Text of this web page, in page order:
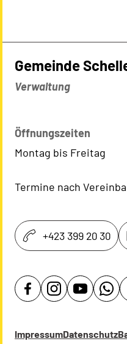
Gemeinde
Verwaltung
Öffnungszeiten
Montag bis Freitag
Termine nach
+423 399 20 30
ImpressumDatenschutz